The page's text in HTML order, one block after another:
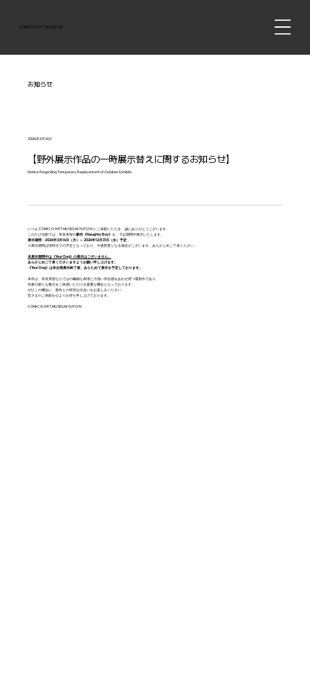
COMICO ART MUSEUM
お知らせ
【野外展示作品の一時展示替えに関するお知らせ】
Notice Regarding Temporary Replacement of Outdoor Exhibits
2026年2月16日
いつも COMICO ART MUSEUM YUFUIN にご来館いただき、誠にありがとうございます。
このたび当館では、奈良美智の新作《Naughty Boy》 を、下記期間中展示いたします。
展示期間：2026年3月16日（月）～ 2026年12月31日（水）予定
※展示期間は現時点での予定となっており、今後変更となる場合がございます。あらかじめご了承ください。
本展示期間中は《Your Dog》の展示はございません。
あらかじめご了承くださいますようお願い申し上げます。
《Your Dog》は本企画展示終了後、あらためて展示を予定しております。
本作は、奈良美智ならではの繊細な表情と力強い存在感をあわせ持つ最新作であり、
作家の新たな魅力をご体感いただける貴重な機会となっております。
ぜひこの機会に、新作との特別な出会いをお楽しみください。
皆さまのご来館を心よりお待ち申し上げております。
COMICO ART MUSEUM YUFUIN